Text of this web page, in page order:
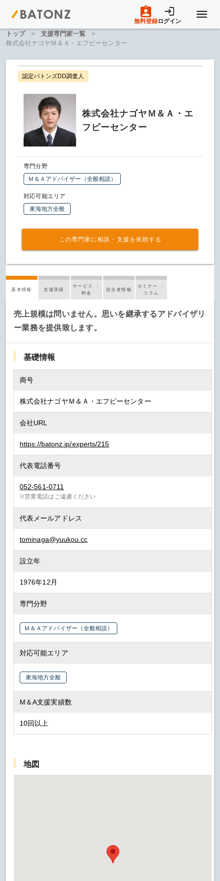
無料登録ログイン
トップページ
M&A案件一覧
売りたい方へ
買いたい方へ
成約事例
M&A専門家の方へ
トップ > 支援専門家一覧 >
株式会社ナゴヤＭ＆Ａ・エフピーセンター
認定バトンズDD調査人
株式会社ナゴヤＭ＆Ａ・エ
フピーセンター
専門分野
Ｍ＆Ａアドバイザー（全般相談）
対応可能エリア
東海地方全般
この専門家に相談・支援を依頼する
基本情報 支援実績
サービス ・
料金
担当者情報
セミナー ・
コラム
売上規模は問いません。思いを継承するアドバイザリ
ー業務を提供致します。
基礎情報
商号
株式会社ナゴヤＭ＆Ａ・エフピーセンター
会社URL
https://batonz.jp/experts/215
代表電話番号
052-561-0711
※営業電話はご遠慮ください
代表メールアドレス
tominaga@yuukou.cc
設立年
1976年12月
専門分野
Ｍ＆Ａアドバイザー（全般相談）
対応可能エリア
東海地方全般
M＆A支援実績数
10回以上
地図